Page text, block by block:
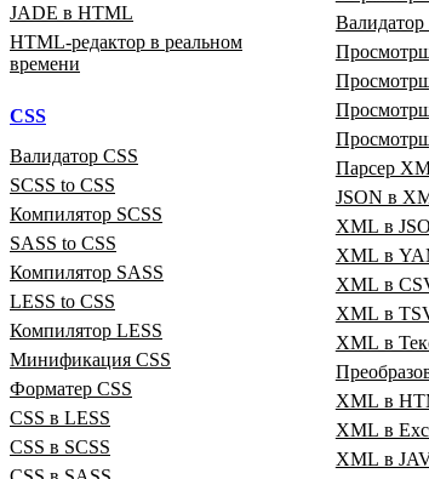
JADE в HTML
HTML‑редактор в реальном
времени
CSS
Валидатор CSS
SCSS to CSS
Компилятор SCSS
SASS to CSS
Компилятор SASS
LESS to CSS
Компилятор LESS
Минификация CSS
Форматер CSS
CSS в LESS
CSS в SCSS
Парсер
JSON в
XML в
XML в
XML в
XML в
XML в
XML в
XML в
XML в